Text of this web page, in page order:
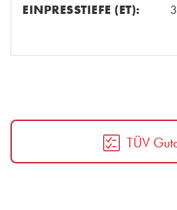
EINPRESSTIEFE (ET):
TÜV